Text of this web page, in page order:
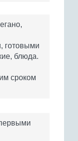
готовыми
блюда.
сроком